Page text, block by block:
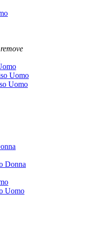
remove
Uomo
Uomo
Donna
Uomo